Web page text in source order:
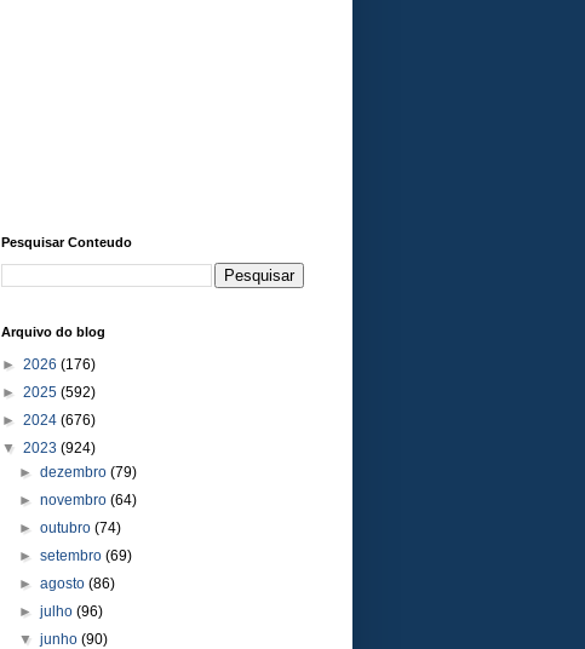
Pesquisar Conteudo
Arquivo do blog
► 2026 (176)
► 2025 (592)
► 2024 (676)
▼ 2023 (924)
►dezembro(79)
►novembro(64)
►outubro(74)
►setembro(69)
►agosto(86)
►julho(96)
▼junho(90)